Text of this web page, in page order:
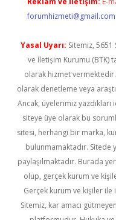
forumhizmeti@gmail.com
Yasal Uyarı: Sitemiz, 5651
ve İletişim Kurumu (BTK)
olarak hizmet
olarak denetleme veya
Ancak, üyelerimiz
siteye üye olarak bu
sitesi, herhangi bir marka,
bulunmamaktadır. Sitede
paylaşılmaktadır. Burada
olup, gerçek kurum ve
Gerçek kurum ve kişiler
Sitemiz, kar amacı